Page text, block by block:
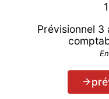
Prévisionnel